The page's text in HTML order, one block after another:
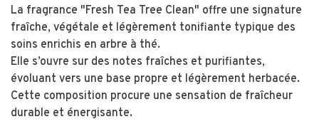
La fragrance "Fresh Tea Tree Clean" offre une signature
fraîche, végétale et légèrement tonifiante typique des
soins enrichis en arbre à thé.
Elle s’ouvre sur des notes fraîches et purifiantes,
évoluant vers une base propre et légèrement herbacée.
Cette composition procure une sensation de fraîcheur
durable et énergisante.